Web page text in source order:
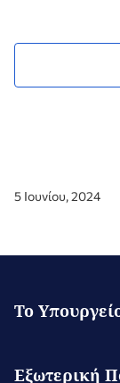
5 Ιουνίου, 2024
Το
Στρατηγικό
Εξωτερική